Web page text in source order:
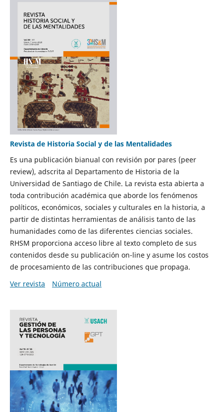
Revista de Historia Social y de las Mentalidades
Es una publicación bianual con revisión por pares (peer
review), adscrita al Departamento de Historia de la
Universidad de Santiago de Chile. La revista esta abierta a
toda contribución académica que aborde los fenómenos
políticos, económicos, sociales y culturales en la historia, a
partir de distintas herramientas de análisis tanto de las
humanidades como de las diferentes ciencias sociales.
RHSM proporciona acceso libre al texto completo de sus
contenidos desde su publicación on-line y asume los costos
de procesamiento de las contribuciones que propaga.
Ver revista
Número actual